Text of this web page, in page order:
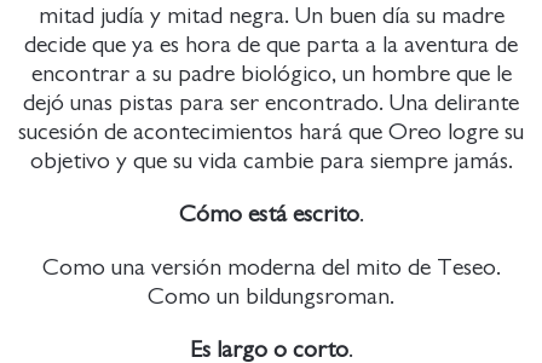
mitad judía y mitad negra. Un buen día su madre
decide que ya es hora de que parta a la aventura de
encontrar a su padre biológico, un hombre que le
dejó unas pistas para ser encontrado. Una delirante
sucesión de acontecimientos hará que Oreo logre su
objetivo y que su vida cambie para siempre jamás.
Cómo está escrito.
Como una versión moderna del mito de Teseo.
Como un bildungsroman.
Es largo o corto.